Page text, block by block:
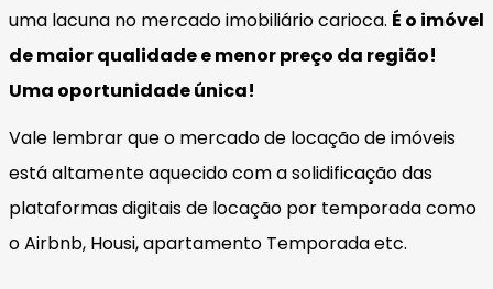
uma lacuna no mercado imobiliário carioca. É o imóvel
de maior qualidade e menor preço da região!
Uma oportunidade única!
Vale lembrar que o mercado de locação de imóveis
está altamente aquecido com a solidificação das
plataformas digitais de locação por temporada como
o Airbnb, Housi, apartamento Temporada etc.